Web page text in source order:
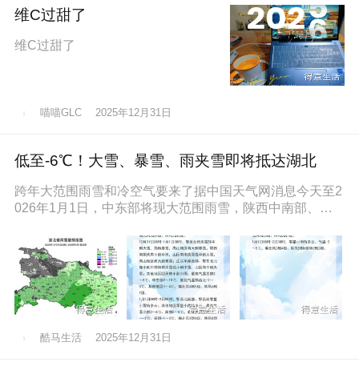
维C过甜了
维C过甜了
喵喵GLC 2025年12月31日
低至-6℃！大雪、暴雪、雨夹雪即将抵达湖北
跨年大范围雨雪和冷空气要来了据中国天气网消息今天至2
026年1月1日，中东部将现大范围雨雪，陕西中南部、山
酷马生活 2025年12月31日